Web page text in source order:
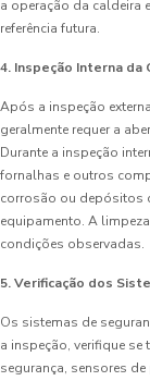
a operação da caldeira
referência futura.
4. Inspeção Interna da
Após a inspeção
geralmente requer a
Durante a inspeção
fornalhas e outros
corrosão ou depósitos
equipamento. A
condições observadas.
5. Verificação dos
Os sistemas de
a inspeção, verifique
segurança, sensores